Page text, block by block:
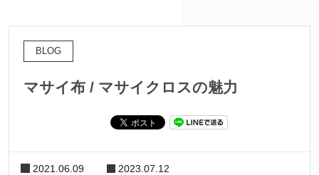
BLOG
マサイ布 / マサイクロスの魅力
2021.06.09 2023.07.12